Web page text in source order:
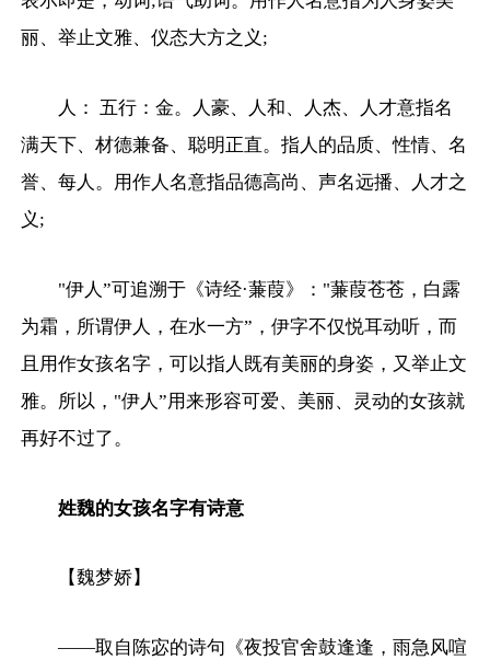
丽、举止文雅、仪态大方之义;
人： 五行：金。人豪、人和、人杰、人才意指名
满天下、材德兼备、聪明正直。指人的品质、性情、名
誉、每人。用作人名意指品德高尚、声名远播、人才之
义;
"伊人”可追溯于《诗经·蒹葭》："蒹葭苍苍，白露
为霜，所谓伊人，在水一方”，伊字不仅悦耳动听，而
且用作女孩名字，可以指人既有美丽的身姿，又举止文
雅。所以，"伊人”用来形容可爱、美丽、灵动的女孩就
再好不过了。
姓魏的女孩名字有诗意
【魏梦娇】
——取自陈宓的诗句《夜投官舍鼓逢逢，雨急风喧